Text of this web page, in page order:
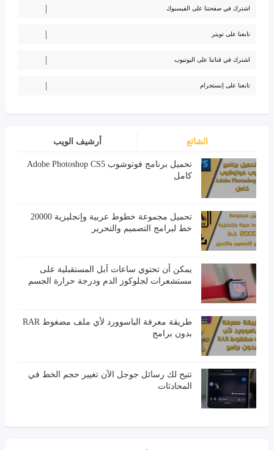
اشترك في صفحتنا على الفيسبوك
تابعنا على تويتر
اشترك في قناتنا على اليوتيوب
تابعنا على إنستجرام
الشائع أرشيف الويب
تحميل برنامج فوتوشوب Adobe Photoshop CS5
كامل
تحميل مجموعة خطوط عربية وإنجليزية 20000
خط لبرامج التصميم والتحرير
يمكن أن تحتوي ساعات آبل المستقبلية على
مستشعرات لجلوكوز الدم ودرجة حرارة الجسم
طريقة معرفة الباسوورد لأي ملف مضغوط RAR
بدون برامج
تتيح لك رسائل جوجل الآن تغيير حجم الخط في
المحادثات